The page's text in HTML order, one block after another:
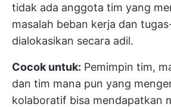
tidak ada anggota tim yang
masalah beban kerja dan
dialokasikan secara adil.
Cocok untuk: Pemimpin tim,
dan tim mana pun yang
kolaboratif bisa mendapatkan